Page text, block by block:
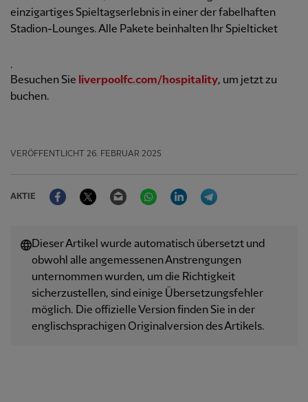
einzigartiges Spieltagserlebnis in einer der fabelhaften
Stadion-Lounges. Alle Pakete beinhalten Ihr Spielticket
.
Besuchen Sie liverpoolfc.com/hospitality, um jetzt zu
buchen.
VERÖFFENTLICHT 26. FEBRUAR 2025
AKTIE
FacebookTwitter Email WhatsAppLinkedIn
Dieser Artikel wurde automatisch übersetzt und
obwohl alle angemessenen Anstrengungen
unternommen wurden, um die Richtigkeit
sicherzustellen, sind einige Übersetzungsfehler
möglich. Die offizielle Version finden Sie in der
englischsprachigen Originalversion des Artikels.